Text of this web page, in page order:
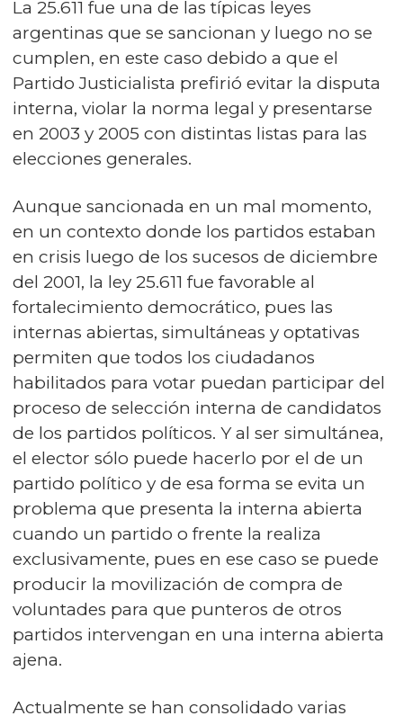
La 25.611 fue una de las típicas leyes
argentinas que se sancionan y luego no se
cumplen, en este caso debido a que el
Partido Justicialista prefirió evitar la disputa
interna, violar la norma legal y presentarse
en 2003 y 2005 con distintas listas para las
elecciones generales.
Aunque sancionada en un mal momento,
en un contexto donde los partidos estaban
en crisis luego de los sucesos de diciembre
del 2001, la ley 25.611 fue favorable al
fortalecimiento democrático, pues las
internas abiertas, simultáneas y optativas
permiten que todos los ciudadanos
habilitados para votar puedan participar del
proceso de selección interna de candidatos
de los partidos políticos. Y al ser simultánea,
el elector sólo puede hacerlo por el de un
partido político y de esa forma se evita un
problema que presenta la interna abierta
cuando un partido o frente la realiza
exclusivamente, pues en ese caso se puede
producir la movilización de compra de
voluntades para que punteros de otros
partidos intervengan en una interna abierta
ajena.
Actualmente se han consolidado varias